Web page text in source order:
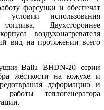
форсунки и обеспечат
использования
Двухстороннее
воздухонагревателя
вид на протяжении всего
Ballu BHDN-20 серии
жёсткости на кожухе и
деформацию и
теплогенератора